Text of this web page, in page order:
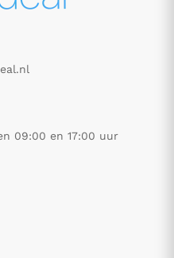
09:00 en 17:00 uur